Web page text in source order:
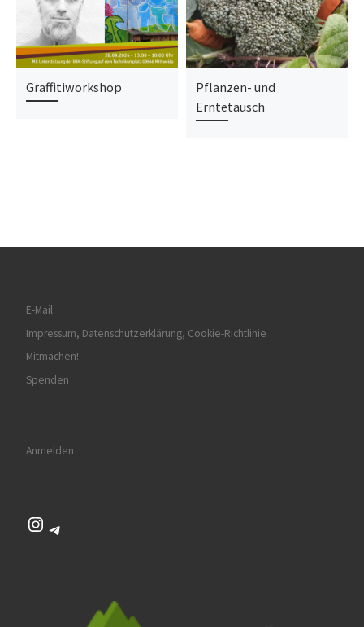
Graffitiworkshop
Pflanzen- und
Erntetausch
E-Mail
Impressum, Datenschutzerklärung, Cookie-Richtlinie
Mitmachen!
Spenden
Anmelden
Instagram
Telegram